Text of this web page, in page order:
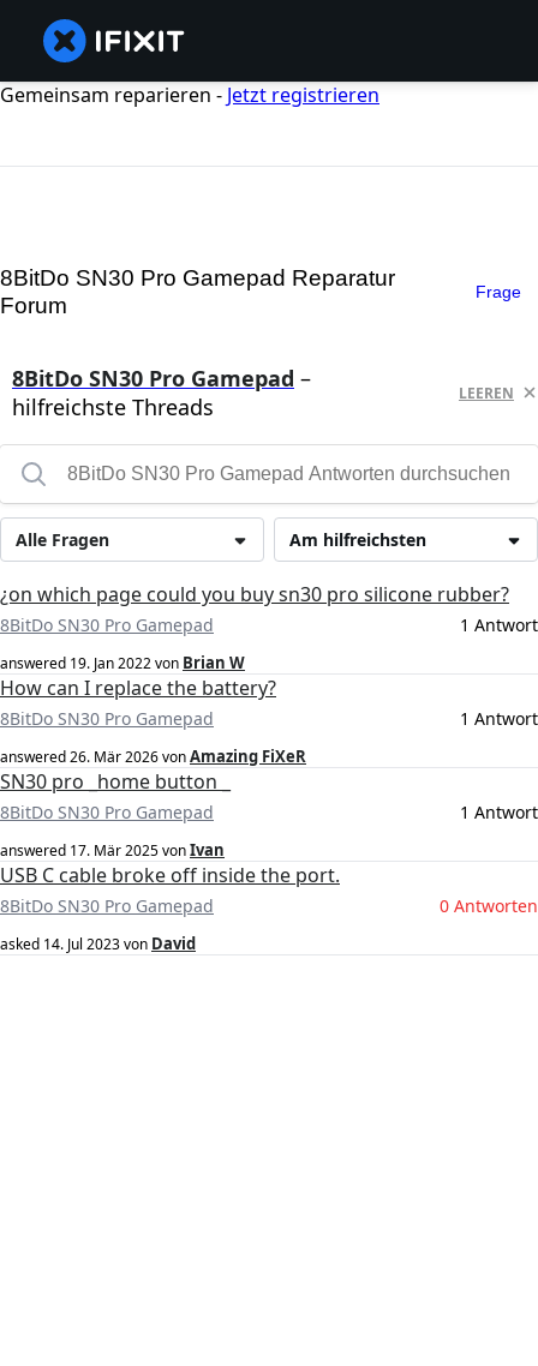
Gemeinsam reparieren - Jetzt registrieren
8BitDo SN30 Pro Gamepad Reparatur
Forum
Frage
8BitDo SN30 Pro Gamepad –
hilfreichste Threads
LEEREN
Am hilfreichsten
Alle Fragen
¿on which page could you buy sn30 pro silicone rubber?
8BitDo SN30 Pro Gamepad 1 Antwort
answered 19. Jan 2022von Brian W
How can I replace the battery?
8BitDo SN30 Pro Gamepad 1 Antwort
answered26. Mär 2026vonAmazing FiXeR
SN30 pro _home button _
8BitDo SN30 Pro Gamepad 1 Antwort
answered 17. Mär 2025vonIvan
USB C cable broke off inside the port.
8BitDo SN30 Pro Gamepad 0 Antworten
asked 14. Jul 2023von David